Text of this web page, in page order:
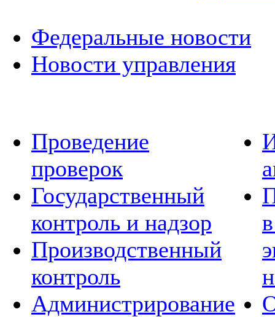
Федеральные новости
Новости управления
Проведение
проверок
Государственный
контроль и надзор
Производственный
контроль
Администрирование